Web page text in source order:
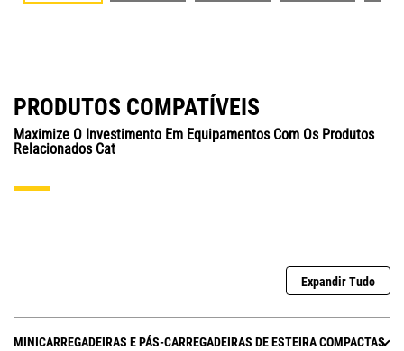
PRODUTOS COMPATÍVEIS
Maximize O Investimento Em Equipamentos Com Os Produtos
Relacionados Cat
Expandir Tudo
MINICARREGADEIRAS E PÁS-CARREGADEIRAS DE ESTEIRA COMPACTAS